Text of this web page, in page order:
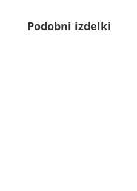
Podobni izdelki